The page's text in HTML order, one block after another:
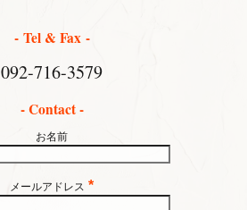
- Tel & Fax -
092-716-3579
- Contact -
お名前
メールアドレス *